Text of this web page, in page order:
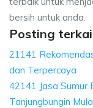
bersih untuk anda.
Posting
21141
dan Terpercaya
42141 Jasa Sumur
Tanjungbungin